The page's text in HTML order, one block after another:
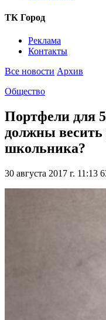
ТК Город
Реклама
Контакты
Все новости Архив
Общество
Портфели для
должны весить
школьника?
30 августа 2017 г. 11:13